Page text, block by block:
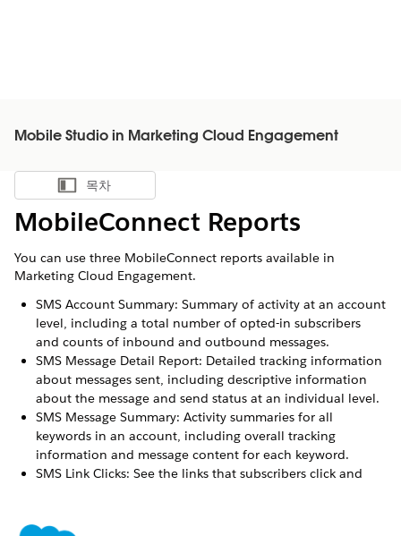
Mobile Studio in Marketing Cloud Engagement
목차 표시
목차
MobileConnect Reports
You can use three MobileConnect reports available in
Marketing Cloud Engagement.
SMS Account Summary: Summary of activity at an account
level, including a total number of opted-in subscribers
and counts of inbound and outbound messages.
SMS Message Detail Report: Detailed tracking information
about messages sent, including descriptive information
about the message and send status at an individual level.
SMS Message Summary: Activity summaries for all
keywords in an account, including overall tracking
information and message content for each keyword.
SMS Link Clicks: See the links that subscribers click and
and have opted to track clicks.